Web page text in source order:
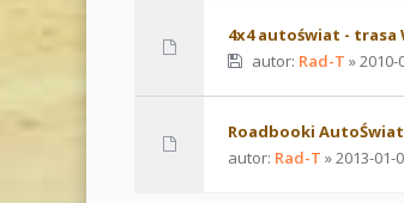
4x4 autoświat - trasa
autor: Rad-T » 2010-
Roadbooki
autor: Rad-T » 2013-01-